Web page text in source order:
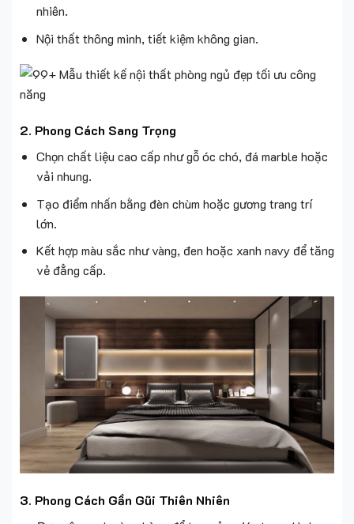
nhiên.
Nội thất thông minh, tiết kiệm không gian.
2. Phong Cách Sang Trọng
Chọn chất liệu cao cấp như gỗ óc chó, đá marble hoặc
vải nhung.
Tạo điểm nhấn bằng đèn chùm hoặc gương trang trí
lớn.
Kết hợp màu sắc như vàng, đen hoặc xanh navy để tăng
vẻ đẳng cấp.
3. Phong Cách Gần Gũi Thiên Nhiên